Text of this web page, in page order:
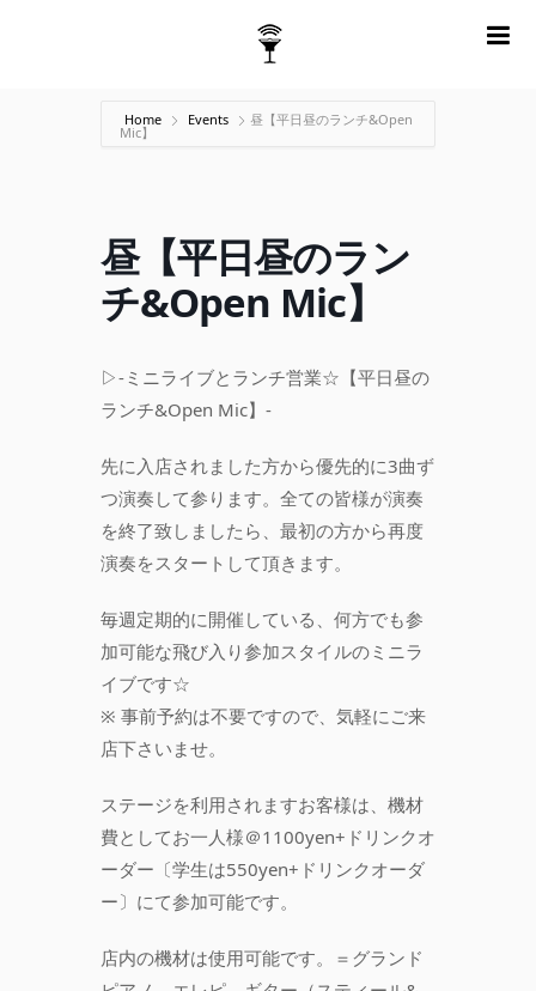
Home Events 昼【平日昼のランチ&Open
Mic】
昼【平日昼のラン
チ&Open Mic】
▷-ミニライブとランチ営業☆【平日昼の
ランチ&Open Mic】-
先に入店されました方から優先的に3曲ず
つ演奏して参ります。全ての皆様が演奏
を終了致しましたら、最初の方から再度
演奏をスタートして頂きます。
毎週定期的に開催している、何方でも参
加可能な飛び入り参加スタイルのミニラ
イブです☆
※ 事前予約は不要ですので、気軽にご来
店下さいませ。
ステージを利用されますお客様は、機材
費としてお一人様＠1100yen+ドリンクオ
ーダー〔学生は550yen+ドリンクオーダ
ー〕にて参加可能です。
店内の機材は使用可能です。＝グランド